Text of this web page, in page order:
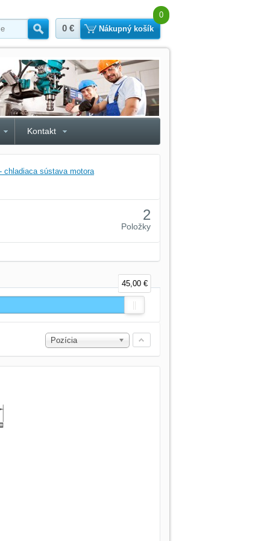
Hľadať
0 €
0
Nákupný košík
Kontakt
chladiaca sústava motora
2
Položky
45,00 €
Pozícia